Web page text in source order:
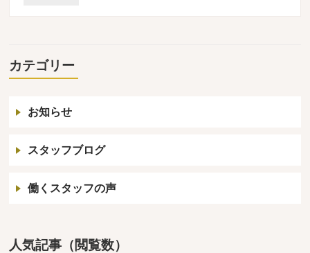
カテゴリー
お知らせ
スタッフブログ
働くスタッフの声
人気記事（閲覧数）